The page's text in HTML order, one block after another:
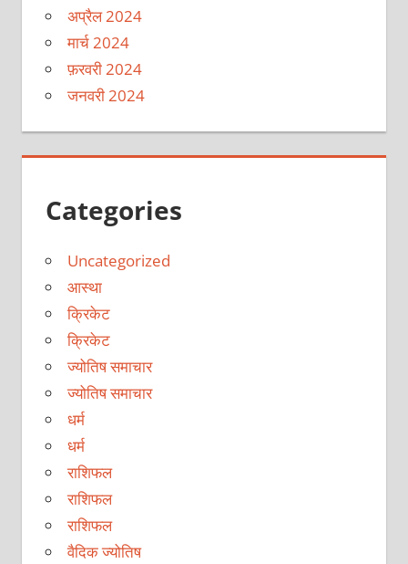
अप्रैल 2024
मार्च 2024
फ़रवरी 2024
जनवरी 2024
Categories
Uncategorized
आस्था
क्रिकेट
क्रिकेट
ज्योतिष समाचार
ज्योतिष समाचार
धर्म
धर्म
राशिफल
राशिफल
राशिफल
वैदिक ज्योतिष